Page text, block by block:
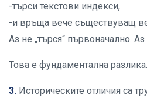
-търси текстови индекси,
-и връща вече съществуващ
Аз не „търся“ първоначално.
Това е фундаментална разлика.
3. Историческите отличия са